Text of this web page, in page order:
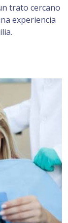
trato cercano
experiencia